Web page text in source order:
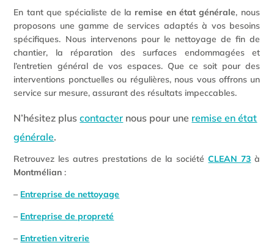
En tant que spécialiste de la remise en état générale, nous
proposons une gamme de services adaptés à vos besoins
spécifiques. Nous intervenons pour le nettoyage de fin de
chantier, la réparation des surfaces endommagées et
l’entretien général de vos espaces. Que ce soit pour des
interventions ponctuelles ou régulières, nous vous offrons un
service sur mesure, assurant des résultats impeccables.
N’hésitez pluscontacter nous pour une remise en état
générale.
Retrouvez les autres prestations de la sociétéCLEAN 73 à
Montmélian :
– Entreprise de nettoyage
– Entreprise de propreté
– Entretien vitrerie